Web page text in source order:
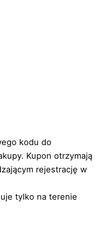
kodu do
Kupon otrzymają
rejestrację w
tylko na terenie